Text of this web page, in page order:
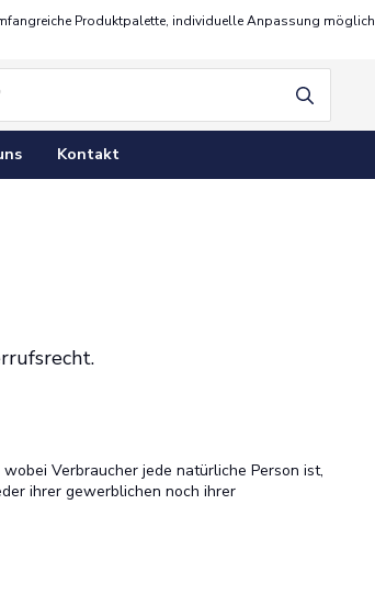
Produktpalette, individuelle Anpassung möglich
Kontakt
Verbraucher jede natürliche Person ist,
ihrer gewerblichen noch ihrer